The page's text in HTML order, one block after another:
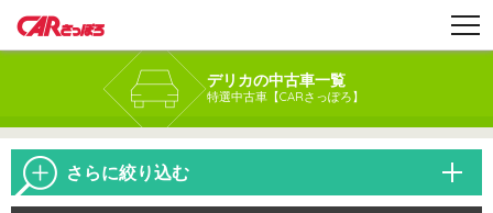
デリカの中古車一覧
特選中古車【CARさっぽろ】
さらに絞り込む